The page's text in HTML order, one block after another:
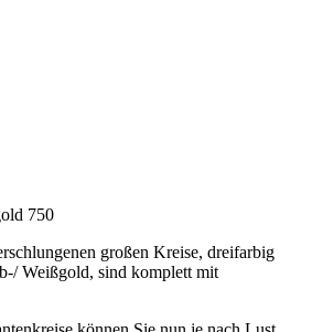
750
großen Kreise, dreifarbig
Weißgold, sind komplett mit